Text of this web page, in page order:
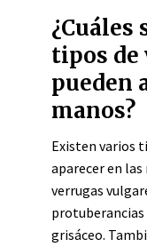
¿Cuáles
tipos de
pueden
manos?
Existen varios
aparecer en las
verrugas
protuberancias
grisáceo.